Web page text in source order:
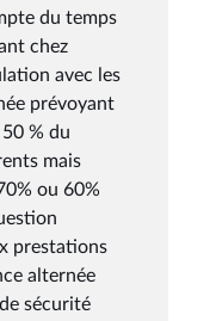
du temps
chez
avec les
prévoyant
% du
mais
ou 60%
prestations
alternée
sécurité